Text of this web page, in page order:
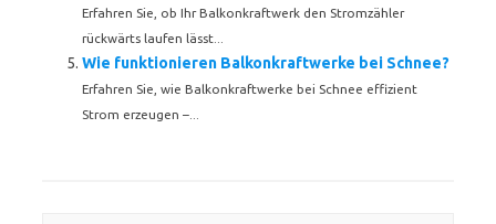
Erfahren Sie, ob Ihr Balkonkraftwerk den Stromzähler
rückwärts laufen lässt...
Wie funktionieren Balkonkraftwerke bei Schnee?
Erfahren Sie, wie Balkonkraftwerke bei Schnee effizient
Strom erzeugen –...